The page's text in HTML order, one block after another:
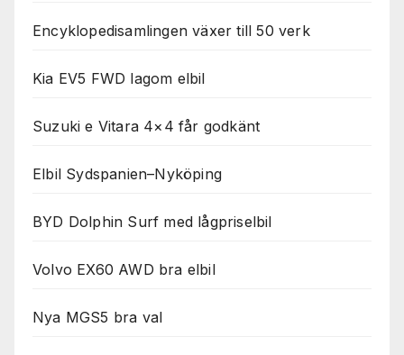
Encyklopedisamlingen växer till 50 verk
Kia EV5 FWD lagom elbil
Suzuki e Vitara 4×4 får godkänt
Elbil Sydspanien–Nyköping
BYD Dolphin Surf med lågpriselbil
Volvo EX60 AWD bra elbil
Nya MGS5 bra val